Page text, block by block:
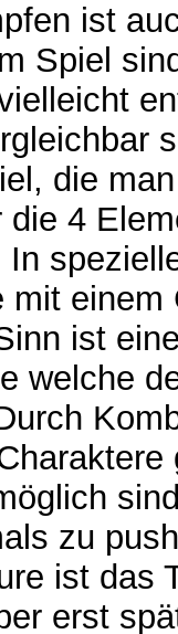
ist
Spiel
die
die 4
mit einem
ist
welche
zu
ist das
erst